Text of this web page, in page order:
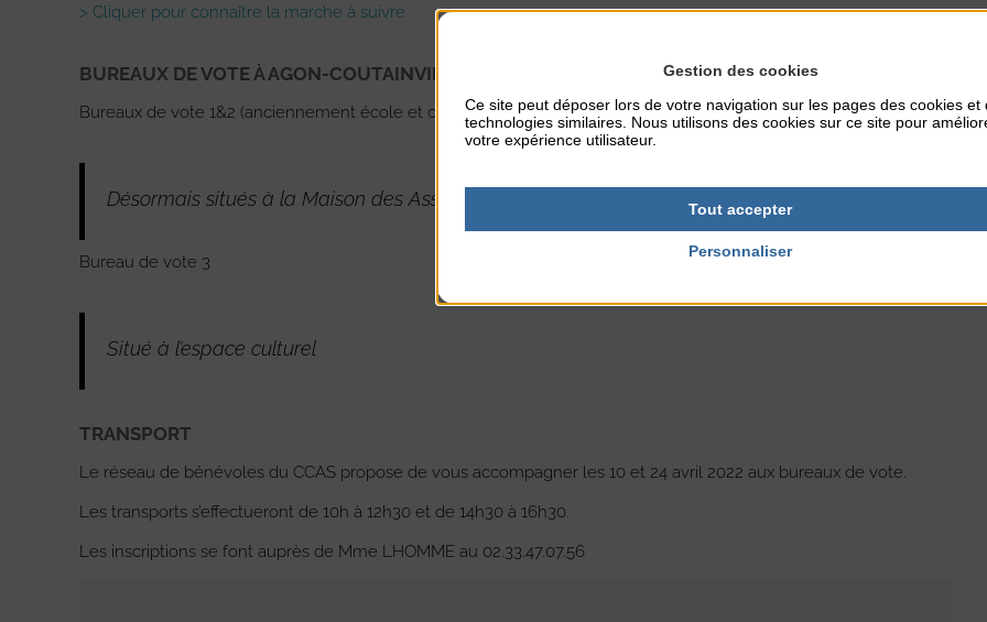
> Cliquer pour connaître la marche à suivre
BUREAUX DE VOTE À AGON-COUTAINVILLE
Bureaux de vote 1&2 (anciennement école et cantine)
Désormais situés à la Maison des Associations
Bureau de vote 3
Situé à l’espace culturel
TRANSPORT
Le réseau de bénévoles du CCAS propose de vous accompagner les 10 et 24 avril 2022 aux bureaux de vote.
Les transports s’effectueront de 10h à 12h30 et de 14h30 à 16h30.
Les inscriptions se font auprès de Mme LHOMME au 02.33.47.07.56
Gestion des cookies
Ce site peut déposer lors de votre navigation sur les pages des cookies et
technologies similaires. Nous utilisons des cookies sur ce site pour
votre expérience utilisateur.
Tout accepter
Personnaliser